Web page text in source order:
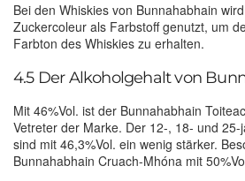
Bei den Whiskies von Bunnahabhain
Zuckercoleur als Farbstoff genutzt, um
Farbton des Whiskies zu erhalten.
4.5 Der Alkoholgehalt von
Mit 46%Vol. ist der Bunnahabhain
Vetreter der Marke. Der 12-, 18- und
sind mit 46,3%Vol. ein wenig stärker.
Bunnahabhain Cruach-Mhóna mit